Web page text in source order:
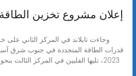
إعلان مشروع تخزين